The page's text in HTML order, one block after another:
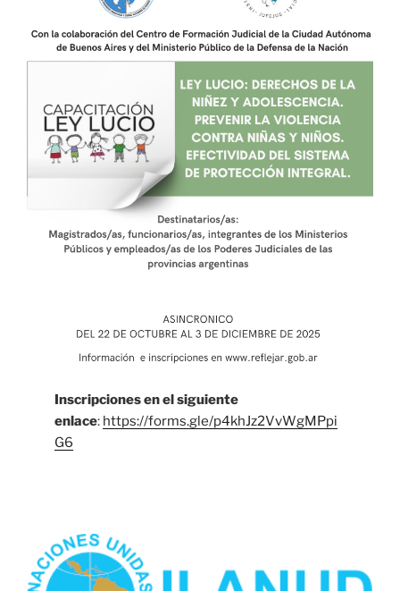
Inscripciones en el siguiente
enlace: https://forms.gle/p4khJz2VvWgMPpi
G6